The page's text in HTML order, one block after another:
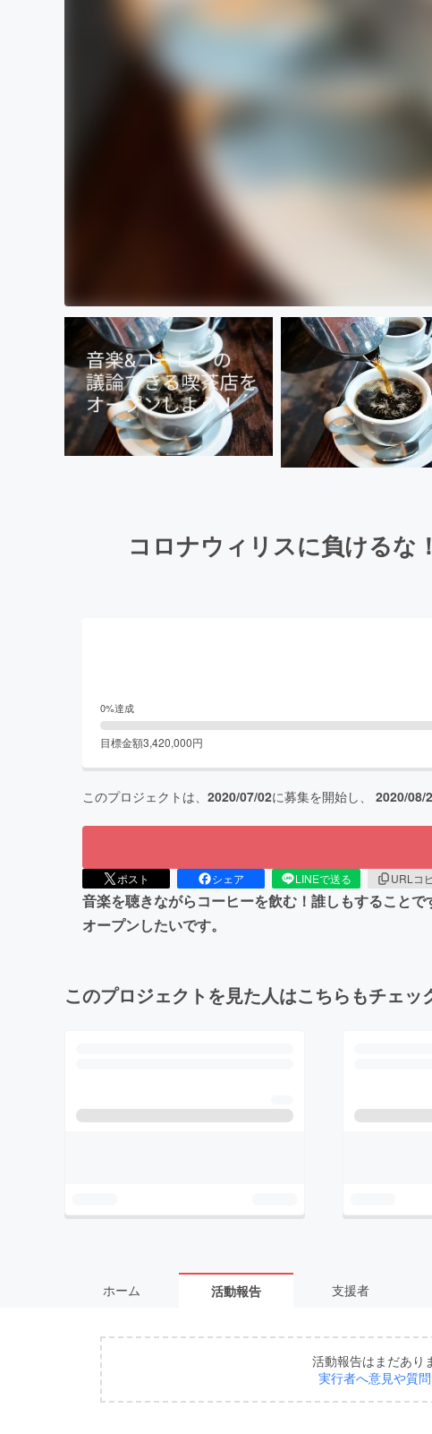
コロナウィリスに負けるな
0%達成
目標金額3,420,000円
このプロジェクトは、 2020/07/02に募集を開始し、 2020/08/
ポスト シェア LINEで送る URLコ
音楽を聴きながらコーヒーを飲む！誰しもすること
オープンしたいです。
このプロジェクトを見た人はこちらもチェッ
ホーム 活動報告 支援者
活動報告はまだあり
実行者へ意見や質